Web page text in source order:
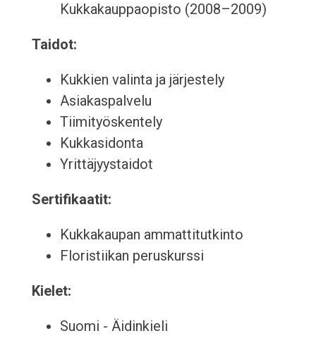
Kukkakauppaopisto (2008–2009)
Taidot:
Kukkien valinta ja järjestely
Asiakaspalvelu
Tiimityöskentely
Kukkasidonta
Yrittäjyystaidot
Sertifikaatit:
Kukkakaupan ammattitutkinto
Floristiikan peruskurssi
Kielet:
Suomi - Äidinkieli